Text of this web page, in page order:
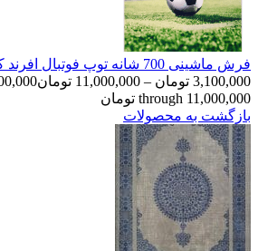
فرش ماشینی 700 شانه توپ فوتبال افرند كد 400303
3,100,000 تومان –
11,000,000 تومان
through 11,000,000 تومان
بازگشت به محصولات